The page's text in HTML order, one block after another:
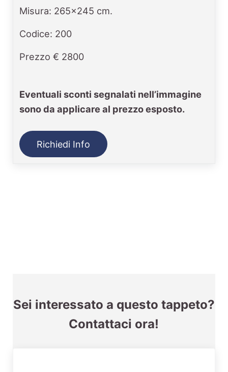
Misura: 265x245 cm.
Codice: 200
Prezzo € 2800
Eventuali sconti segnalati nell’immagine
sono da applicare al prezzo esposto.
Richiedi Info
Sei interessato a questo tappeto?
Contattaci ora!